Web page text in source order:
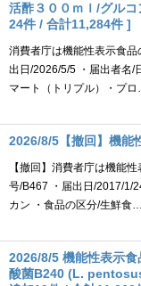
活酢３００ｍｌ/グル
24件 / 合計11,284件 ]
消費者庁は機能性表示食
出日/2026/5/5 ・届出者名/
マート（トリプル）・プ
2026/8/5【撤回】機能
【撤回】消費者庁は機能
号/B467 ・届出日/2017/1/
カン ・食品の区分/生鮮
2026/8/5 機能性表示
酸菌B240 (L.